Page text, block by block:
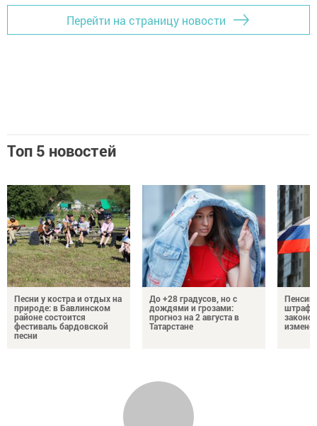
Перейти на страницу новости
Топ 5 новостей
Песни у костра и отдых на
природе: в Бавлинском
районе состоится
фестиваль бардовской
песни
До +28 градусов, но с
дождями и грозами:
прогноз на 2 августа в
Татарстане